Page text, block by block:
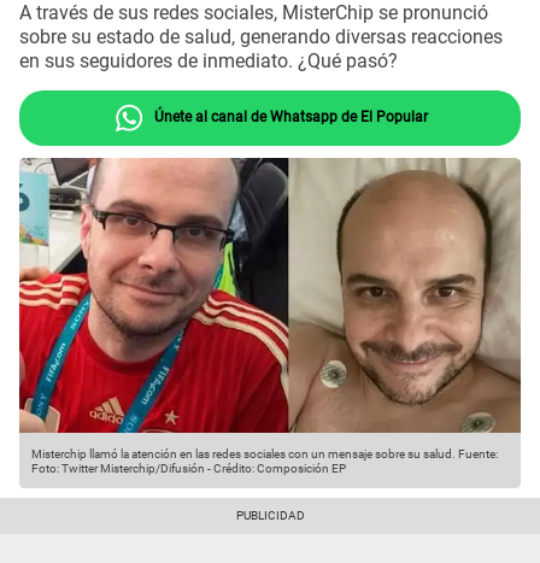
A través de sus redes sociales, MisterChip se pronunció
sobre su estado de salud, generando diversas reacciones
en sus seguidores de inmediato. ¿Qué pasó?
Únete al canal de Whatsapp de El Popular
Misterchip llamó la atención en las redes sociales con un mensaje sobre su salud. Fuente:
Foto: Twitter Misterchip/Difusión -Crédito: Composición EP